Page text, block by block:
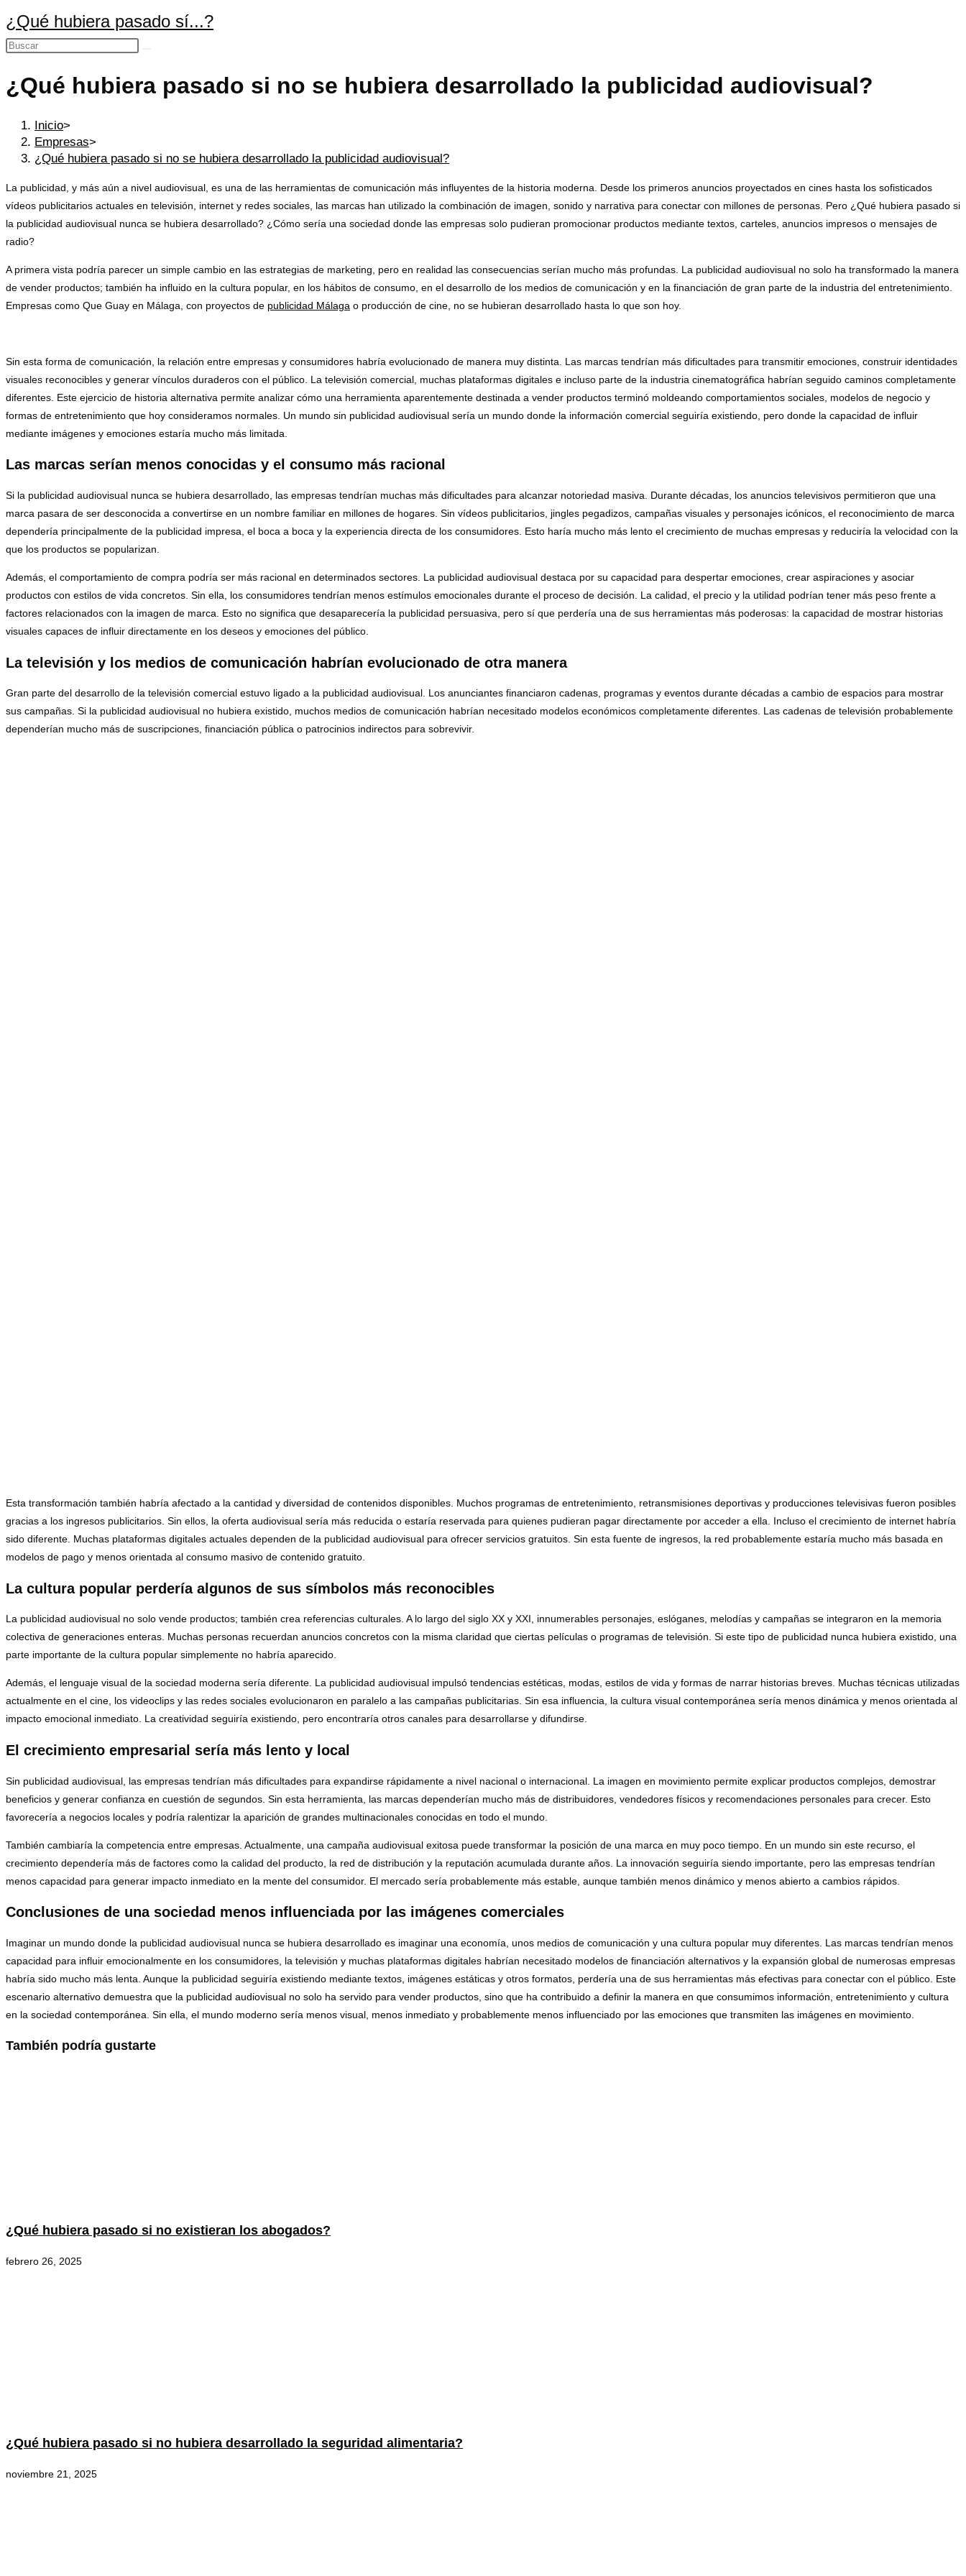
al
contenido
¿Qué hubiera pasado sí...?
Buscar
esta
web
¿Qué hubiera pasado si no se hubiera desarrollado la publicidad audiovisual?
Inicio>
Empresas>
¿Qué hubiera pasado si no se hubiera desarrollado la publicidad audiovisual?
La publicidad, y más aún a nivel audiovisual, es una de las herramientas de comunicación más influyentes de la historia moderna. Desde los primeros anuncios proyectados en cines hasta los sofisticados
vídeos publicitarios actuales en televisión, internet y redes sociales, las marcas han utilizado la combinación de imagen, sonido y narrativa para conectar con millones de personas. Pero ¿Qué hubiera pasado si
la publicidad audiovisual nunca se hubiera desarrollado? ¿Cómo sería una sociedad donde las empresas solo pudieran promocionar productos mediante textos, carteles, anuncios impresos o mensajes de
radio?
A primera vista podría parecer un simple cambio en las estrategias de marketing, pero en realidad las consecuencias serían mucho más profundas. La publicidad audiovisual no solo ha transformado la manera
de vender productos; también ha influido en la cultura popular, en los hábitos de consumo, en el desarrollo de los medios de comunicación y en la financiación de gran parte de la industria del entretenimiento.
Empresas como Que Guay en Málaga, con proyectos de publicidad Málaga o producción de cine, no se hubieran desarrollado hasta lo que son hoy.
Sin esta forma de comunicación, la relación entre empresas y consumidores habría evolucionado de manera muy distinta. Las marcas tendrían más dificultades para transmitir emociones, construir identidades
visuales reconocibles y generar vínculos duraderos con el público. La televisión comercial, muchas plataformas digitales e incluso parte de la industria cinematográfica habrían seguido caminos completamente
diferentes. Este ejercicio de historia alternativa permite analizar cómo una herramienta aparentemente destinada a vender productos terminó moldeando comportamientos sociales, modelos de negocio y
formas de entretenimiento que hoy consideramos normales. Un mundo sin publicidad audiovisual sería un mundo donde la información comercial seguiría existiendo, pero donde la capacidad de influir
mediante imágenes y emociones estaría mucho más limitada.
Las marcas serían menos conocidas y el consumo más racional
Si la publicidad audiovisual nunca se hubiera desarrollado, las empresas tendrían muchas más dificultades para alcanzar notoriedad masiva. Durante décadas, los anuncios televisivos permitieron que una
marca pasara de ser desconocida a convertirse en un nombre familiar en millones de hogares. Sin vídeos publicitarios, jingles pegadizos, campañas visuales y personajes icónicos, el reconocimiento de marca
dependería principalmente de la publicidad impresa, el boca a boca y la experiencia directa de los consumidores. Esto haría mucho más lento el crecimiento de muchas empresas y reduciría la velocidad con la
que los productos se popularizan.
Además, el comportamiento de compra podría ser más racional en determinados sectores. La publicidad audiovisual destaca por su capacidad para despertar emociones, crear aspiraciones y asociar
productos con estilos de vida concretos. Sin ella, los consumidores tendrían menos estímulos emocionales durante el proceso de decisión. La calidad, el precio y la utilidad podrían tener más peso frente a
factores relacionados con la imagen de marca. Esto no significa que desaparecería la publicidad persuasiva, pero sí que perdería una de sus herramientas más poderosas: la capacidad de mostrar historias
visuales capaces de influir directamente en los deseos y emociones del público.
La televisión y los medios de comunicación habrían evolucionado de otra manera
Gran parte del desarrollo de la televisión comercial estuvo ligado a la publicidad audiovisual. Los anunciantes financiaron cadenas, programas y eventos durante décadas a cambio de espacios para mostrar
sus campañas. Si la publicidad audiovisual no hubiera existido, muchos medios de comunicación habrían necesitado modelos económicos completamente diferentes. Las cadenas de televisión probablemente
dependerían mucho más de suscripciones, financiación pública o patrocinios indirectos para sobrevivir.
Esta transformación también habría afectado a la cantidad y diversidad de contenidos disponibles. Muchos programas de entretenimiento, retransmisiones deportivas y producciones televisivas fueron posibles
gracias a los ingresos publicitarios. Sin ellos, la oferta audiovisual sería más reducida o estaría reservada para quienes pudieran pagar directamente por acceder a ella. Incluso el crecimiento de internet habría
sido diferente. Muchas plataformas digitales actuales dependen de la publicidad audiovisual para ofrecer servicios gratuitos. Sin esta fuente de ingresos, la red probablemente estaría mucho más basada en
modelos de pago y menos orientada al consumo masivo de contenido gratuito.
La cultura popular perdería algunos de sus símbolos más reconocibles
La publicidad audiovisual no solo vende productos; también crea referencias culturales. A lo largo del siglo XX y XXI, innumerables personajes, eslóganes, melodías y campañas se integraron en la memoria
colectiva de generaciones enteras. Muchas personas recuerdan anuncios concretos con la misma claridad que ciertas películas o programas de televisión. Si este tipo de publicidad nunca hubiera existido, una
parte importante de la cultura popular simplemente no habría aparecido.
Además, el lenguaje visual de la sociedad moderna sería diferente. La publicidad audiovisual impulsó tendencias estéticas, modas, estilos de vida y formas de narrar historias breves. Muchas técnicas utilizadas
actualmente en el cine, los videoclips y las redes sociales evolucionaron en paralelo a las campañas publicitarias. Sin esa influencia, la cultura visual contemporánea sería menos dinámica y menos orientada al
impacto emocional inmediato. La creatividad seguiría existiendo, pero encontraría otros canales para desarrollarse y difundirse.
El crecimiento empresarial sería más lento y local
Sin publicidad audiovisual, las empresas tendrían más dificultades para expandirse rápidamente a nivel nacional o internacional. La imagen en movimiento permite explicar productos complejos, demostrar
beneficios y generar confianza en cuestión de segundos. Sin esta herramienta, las marcas dependerían mucho más de distribuidores, vendedores físicos y recomendaciones personales para crecer. Esto
favorecería a negocios locales y podría ralentizar la aparición de grandes multinacionales conocidas en todo el mundo.
También cambiaría la competencia entre empresas. Actualmente, una campaña audiovisual exitosa puede transformar la posición de una marca en muy poco tiempo. En un mundo sin este recurso, el
crecimiento dependería más de factores como la calidad del producto, la red de distribución y la reputación acumulada durante años. La innovación seguiría siendo importante, pero las empresas tendrían
menos capacidad para generar impacto inmediato en la mente del consumidor. El mercado sería probablemente más estable, aunque también menos dinámico y menos abierto a cambios rápidos.
Conclusiones de una sociedad menos influenciada por las imágenes comerciales
Imaginar un mundo donde la publicidad audiovisual nunca se hubiera desarrollado es imaginar una economía, unos medios de comunicación y una cultura popular muy diferentes. Las marcas tendrían menos
capacidad para influir emocionalmente en los consumidores, la televisión y muchas plataformas digitales habrían necesitado modelos de financiación alternativos y la expansión global de numerosas empresas
habría sido mucho más lenta. Aunque la publicidad seguiría existiendo mediante textos, imágenes estáticas y otros formatos, perdería una de sus herramientas más efectivas para conectar con el público. Este
escenario alternativo demuestra que la publicidad audiovisual no solo ha servido para vender productos, sino que ha contribuido a definir la manera en que consumimos información, entretenimiento y cultura
en la sociedad contemporánea. Sin ella, el mundo moderno sería menos visual, menos inmediato y probablemente menos influenciado por las emociones que transmiten las imágenes en movimiento.
También podría gustarte
¿Qué hubiera pasado si no existieran los abogados?
febrero 26, 2025
¿Qué hubiera pasado si no hubiera desarrollado la seguridad alimentaria?
noviembre 21, 2025